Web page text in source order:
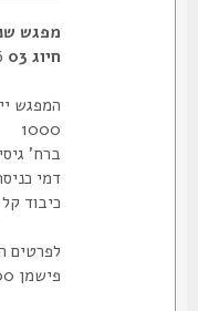
%6
1000
ברח' גיסין 9 פתח-תקווה.
כיבוד קל.
לפרטים
פישמן 054-4411100